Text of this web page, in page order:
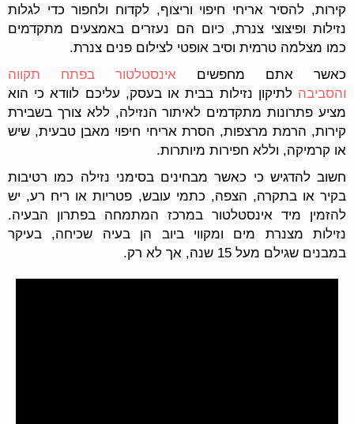
קירות, להסיר אריחי חיפוי וריצוף, לקדוח ולחפור כדי לגלות
נזילות ופיצוצי צנרת, כיום הם נעזרים באמצעים מתקדמים
כמו מצלמה טרמית וסיב אופטי לצילום פנים צנרת.
כאשר אתם מחפשים
אינסטלטור בפתח תקווה
והסביבה לתיקון נזילות בבית או בעסק, עליכם לוודא כי הוא
מציע פתרונות מתקדמים לאיתור הנזילה, ללא צורך בשבירת
קירות, הרמת מרצפות, הסרת אריחי חיפוי מאבן טבעית, שיש
או קרמיקה, וללא חפירות מיותרות.
חשוב להדגיש כי כאשר מבחינים בסימני נזילה כמו רטיבות
בקיר או בתקרה, הצפה, כתמי עובש, פטריות או ריח רע, יש
להזמין מיד אינסטלטור במרכז המתמחה בפתרון הבעיה.
נזילות מצנרת מים ומקווי ביוב הן בעיה שכיחה, בעיקר
במבנים שגילם מעל 15 שנה, אך לא רק.